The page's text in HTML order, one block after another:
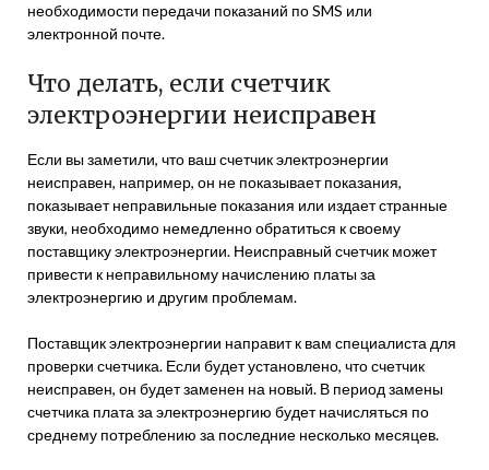
необходимости передачи показаний по SMS или
электронной почте.
Что делать, если счетчик
электроэнергии неисправен
Если вы заметили, что ваш счетчик электроэнергии
неисправен, например, он не показывает показания,
показывает неправильные показания или издает странные
звуки, необходимо немедленно обратиться к своему
поставщику электроэнергии. Неисправный счетчик может
привести к неправильному начислению платы за
электроэнергию и другим проблемам.
Поставщик электроэнергии направит к вам специалиста для
проверки счетчика. Если будет установлено, что счетчик
неисправен, он будет заменен на новый. В период замены
счетчика плата за электроэнергию будет начисляться по
среднему потреблению за последние несколько месяцев.